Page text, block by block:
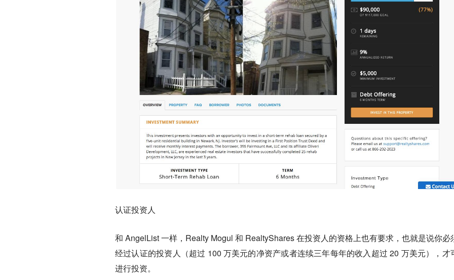
认证投资人
和 AngelList 一样，Realty Mogul 和 RealtyShares 在投资人的资格上也有要求，也就是说你必
经过认证的投资人（超过 100 万美元的净资产或者连续三年每年的收入超过 20 万美元），才
进行投资。